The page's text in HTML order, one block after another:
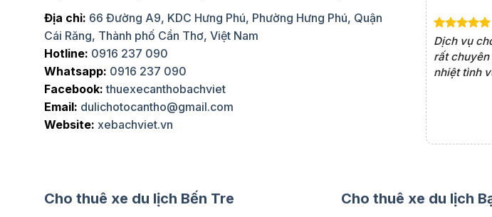
Địa chỉ: 66 Đường A9, KDC Hưng Phú, Phường Hưng Phú, Quận
Cái Răng, Thành phố Cần Thơ, Việt Nam
Hotline: 0916 237 090
Whatsapp: 0916 237 090
Facebook: thuexecanthobachviet
Email: dulichotocantho@gmail.com
Website: xebachviet.vn
Dịch vụ
rất
nhiệt tình
xe limousine của Bách Việt
đi xa. Dịch vụ không chỉ đạt
tài xế còn rất vui vẻ, hỗ trợ hết
hài lòng và chắc chắn sẽ thuê
Dịch vụ cho thuê xe 4 chỗ của Bách Việt
chuyến đi của chúng tôi thật thoải mái.
Cho thuê xe du lịch Bến Tre Cho thuê xe du lịch